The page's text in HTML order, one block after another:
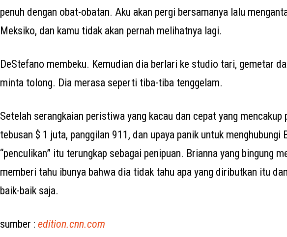
penuh dengan obat-obatan. Aku akan pergi bersamanya lalu
Meksiko, dan kamu tidak akan pernah melihatnya lagi.
DeStefano membeku. Kemudian dia berlari ke studio tari, gemetar
minta tolong. Dia merasa seperti tiba-tiba tenggelam.
Setelah serangkaian peristiwa yang kacau dan cepat yang mencakup
tebusan $ 1 juta, panggilan 911, dan upaya panik untuk menghubungi
“penculikan” itu terungkap sebagai penipuan. Brianna yang bingung
memberi tahu ibunya bahwa dia tidak tahu apa yang diributkan itu
baik-baik saja.
sumber : edition.cnn.com